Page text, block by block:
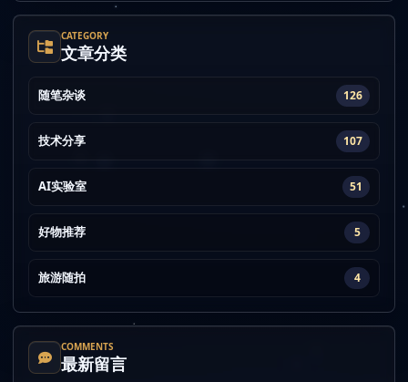
CATEGORY
文章分类
随笔杂谈 126
技术分享 107
AI实验室 51
好物推荐 5
旅游随拍 4
COMMENTS
最新留言